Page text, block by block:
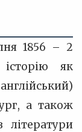
1856 – 2
як
а також
літератури